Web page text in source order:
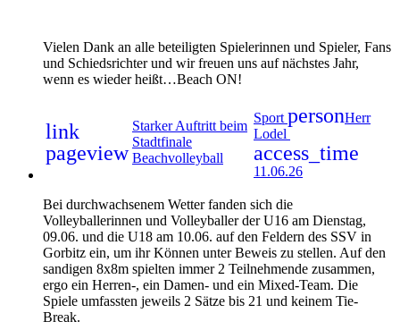
Vielen Dank an alle beteiligten Spielerinnen und Spieler, Fans
und Schiedsrichter und wir freuen uns auf nächstes Jahr,
wenn es wieder heißt…Beach ON!
link
pageview
Starker Auftritt beim
Stadtfinale
Beachvolleyball
Sport personHerr
Lodel
access_time
11.06.26
Bei durchwachsenem Wetter fanden sich die
Volleyballerinnen und Volleyballer der U16 am Dienstag,
09.06. und die U18 am 10.06. auf den Feldern des SSV in
Gorbitz ein, um ihr Können unter Beweis zu stellen. Auf den
sandigen 8x8m spielten immer 2 Teilnehmende zusammen,
ergo ein Herren-, ein Damen- und ein Mixed-Team. Die
Spiele umfassten jeweils 2 Sätze bis 21 und keinem Tie-
Break.